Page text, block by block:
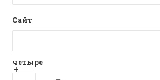
Сайт
четыре
+